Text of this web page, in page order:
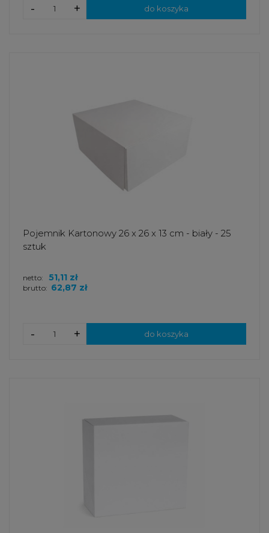
+
- do koszyka
Pojemnik Kartonowy 26 x 26 x 13 cm - biały - 25
sztuk
brutto: 62,87 zł
netto: 51,11 zł
+
- do koszyka